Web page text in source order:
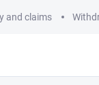
and claims